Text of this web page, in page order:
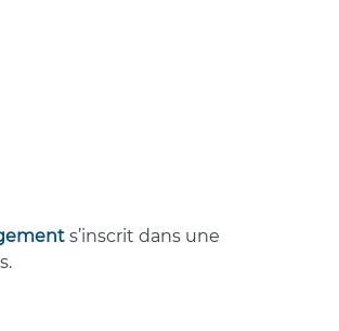
s’inscrit dans une